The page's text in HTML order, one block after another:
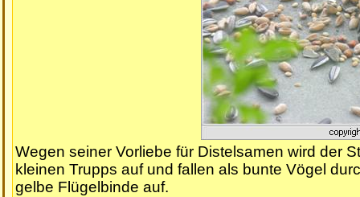
Wegen seiner Vorliebe für Distelsamen wird der
kleinen Trupps auf und fallen als bunte Vögel
gelbe Flügelbinde auf.